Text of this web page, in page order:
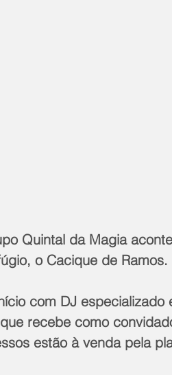
Quintal da Magia
o Cacique de Ramos.
com DJ
recebe como
estão à venda pela